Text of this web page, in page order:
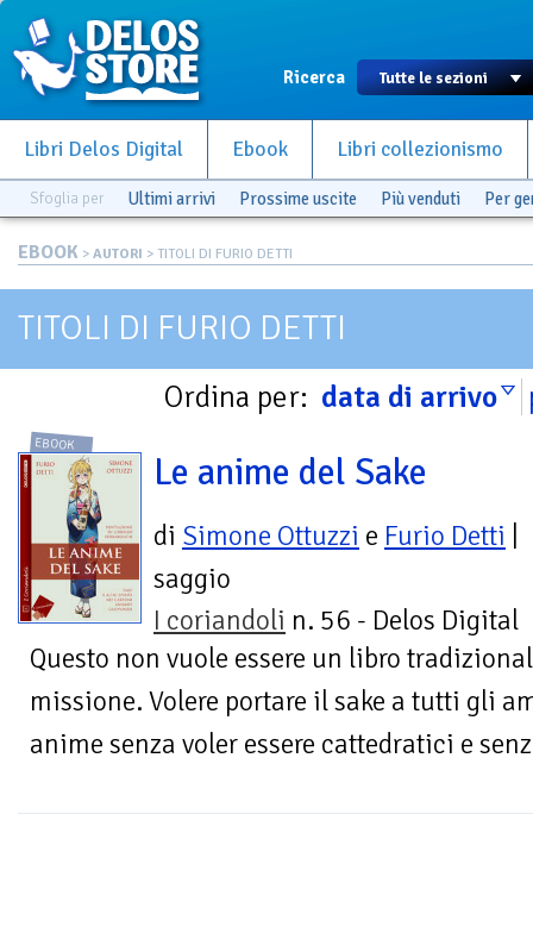
Ricerca
Libri Delos Digital Ebook Libri collezionismo
Sfoglia per Ultimi arrivi Prossime uscite Più venduti Per
EBOOK > AUTORI > TITOLI DI FURIO DETTI
TITOLI DI FURIO DETTI
Ordina per: data di arrivo
EBOOK
Le anime del Sake
di Simone Ottuzzi e Furio Detti
saggio
I coriandoli n. 56 - Delos Digital
Questo non vuole essere un libro
missione. Volere portare il sake a tutti gli
anime senza voler essere cattedratici e